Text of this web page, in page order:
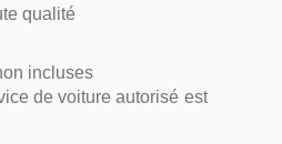
qualité
incluses
de voiture autorisé est